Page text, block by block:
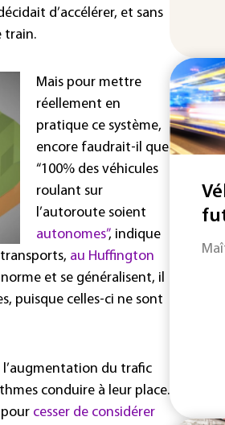
d’accélérer, et sans
train.
Mais pour mettre
réellement en
pratique ce système,
encore faudrait-il que
“100% des véhicules
roulant sur
l’autoroute soient
autonomes”, indique
au Huffington
et se généralisent, il
puisque celles-ci ne sont
du trafic
conduire à leur place.
cesser de considérer